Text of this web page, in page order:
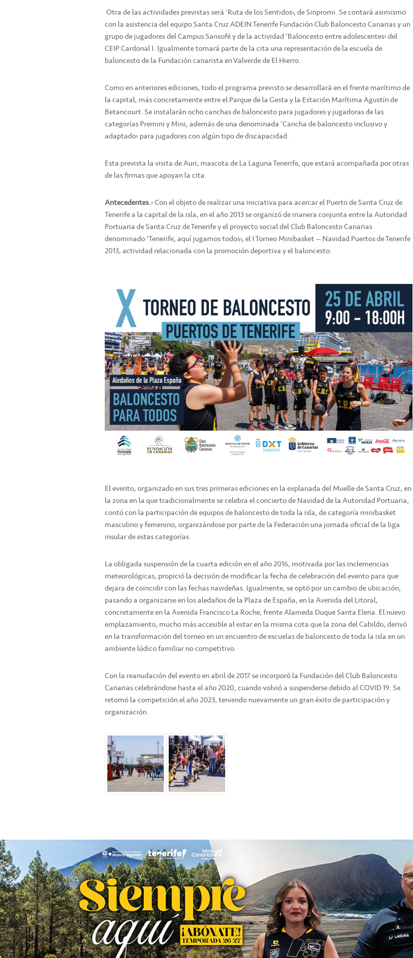
Otra de las actividades previstas será ‘Ruta de los Sentidos’, de Sinpromi. Se contará asimismo
con la asistencia del equipo Santa Cruz ADEIN Tenerife Fundación Club Baloncesto Canarias y un
grupo de jugadores del Campus Sansofé y de la actividad ‘Baloncesto entre adolescentes’ del
CEIP Cardonal I. Igualmente tomará parte de la cita una representación de la escuela de
baloncesto de la Fundación canarista en Valverde de El Hierro.
Como en anteriores ediciones, todo el programa previsto se desarrollará en el frente marítimo de
la capital, más concretamente entre el Parque de la Gesta y la Estación Marítima Agustín de
Betancourt. Se instalarán ocho canchas de baloncesto para jugadores y jugadoras de las
categorías Premini y Mini, además de una denominada ‘Cancha de baloncesto inclusivo y
adaptado’ para jugadores con algún tipo de discapacidad.
Esta prevista la visita de Auri, mascota de La Laguna Tenerife, que estará acompañada por otras
de las firmas que apoyan la cita.
Antecedentes.-Con el objeto de realizar una iniciativa para acercar el Puerto de Santa Cruz de
Tenerife a la capital de la isla, en el año 2013 se organizó de manera conjunta entre la Autoridad
Portuaria de Santa Cruz de Tenerife y el proyecto social del Club Baloncesto Canarias
denominado ‘Tenerife, aquí jugamos todos’, el I Torneo Minibasket -- Navidad Puertos de Tenerife
2013, actividad relacionada con la promoción deportiva y el baloncesto.
El evento, organizado en sus tres primeras ediciones en la explanada del Muelle de Santa Cruz, en
la zona en la que tradicionalmente se celebra el concierto de Navidad de la Autoridad Portuaria,
contó con la participación de equipos de baloncesto de toda la isla, de categoría minibasket
masculino y femenino, organizándose por parte de la Federación una jornada oficial de la liga
insular de estas categorías.
La obligada suspensión de la cuarta edición en el año 2016, motivada por las inclemencias
meteorológicas, propició la decisión de modificar la fecha de celebración del evento para que
dejara de coincidir con las fechas navideñas. Igualmente, se optó por un cambio de ubicación,
pasando a organizarse en los aledaños de la Plaza de España, en la Avenida del Litoral,
concretamente en la Avenida Francisco La Roche, frente Alameda Duque Santa Elena. El nuevo
emplazamiento, mucho más accesible al estar en la misma cota que la zona del Cabildo, derivó
en la transformación del torneo en un encuentro de escuelas de baloncesto de toda la isla en un
ambiente lúdico familiar no competitivo.
Con la reanudación del evento en abril de 2017 se incorporó la Fundación del Club Baloncesto
Canarias celebrándose hasta el año 2020, cuando volvió a suspenderse debido al COVID 19. Se
retomó la competición el año 2023, teniendo nuevamente un gran éxito de participación y
organización.